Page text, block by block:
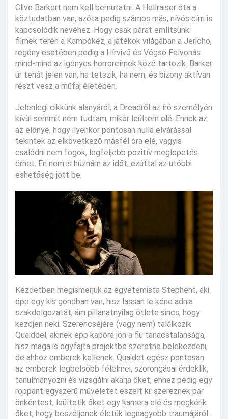
Clive Barkert nem kell bemutatni. A Hellraiser óta a
köztudatban van, azóta pedig számos más, nívós cím is
kapcsolódik nevéhez. Hogy csak párat említsünk:
filmek terén a Kampókéz, a játékok világában a Jericho,
regény esetében pedig a Hírvivő és Végső Felvonás
mind-mind az igényes horrorcímek közé tartozik. Barker
úr tehát jelen van, ha tetszik, ha nem, és bizony aktívan
részt vesz a műfaj életében.
Jelenlegi cikkünk alanyáról, a Dreadről az író személyén
kívül semmit nem tudtam, mikor leültem elé. Ennek az
az előnye, hogy ilyenkor pontosan nulla elvárással
tekintek az elkövetkező másfél óra elé, vagyis
csalódni nem fogok, legfeljebb pozitív meglepetés
érhet. Én nem is húznám az időt, ezúttal az utóbbi
eshetőség jött be.
Kezdetben megismerjük az egyetemista Stephent, aki
épp egy kis gondban van, hisz lassan le kéne adnia
szakdolgozatát, ám pillanatnyilag ötlete sincs, hogy
kezdjen neki. Szerencséjére (vagy nem) találkozik
Quaiddel, akinek épp kapóra jön a fiú tanácstalansága,
hisz maga is egyfajta projektbe szeretne belekezdeni,
de ahhoz emberek kellenek. Quaidet egész pontosan
az emberek legbelsőbb félelmei, szorongásai érdeklik,
tanulmányozni és vizsgálni akarja őket, ehhez pedig egy
roppant egyszerű műveletet eszelt ki: szereznek pár
önkéntest, leültetik őket egy kamera elé és megkérik
őket, hogy beszéljenek életük legnagyobb traumájáról.